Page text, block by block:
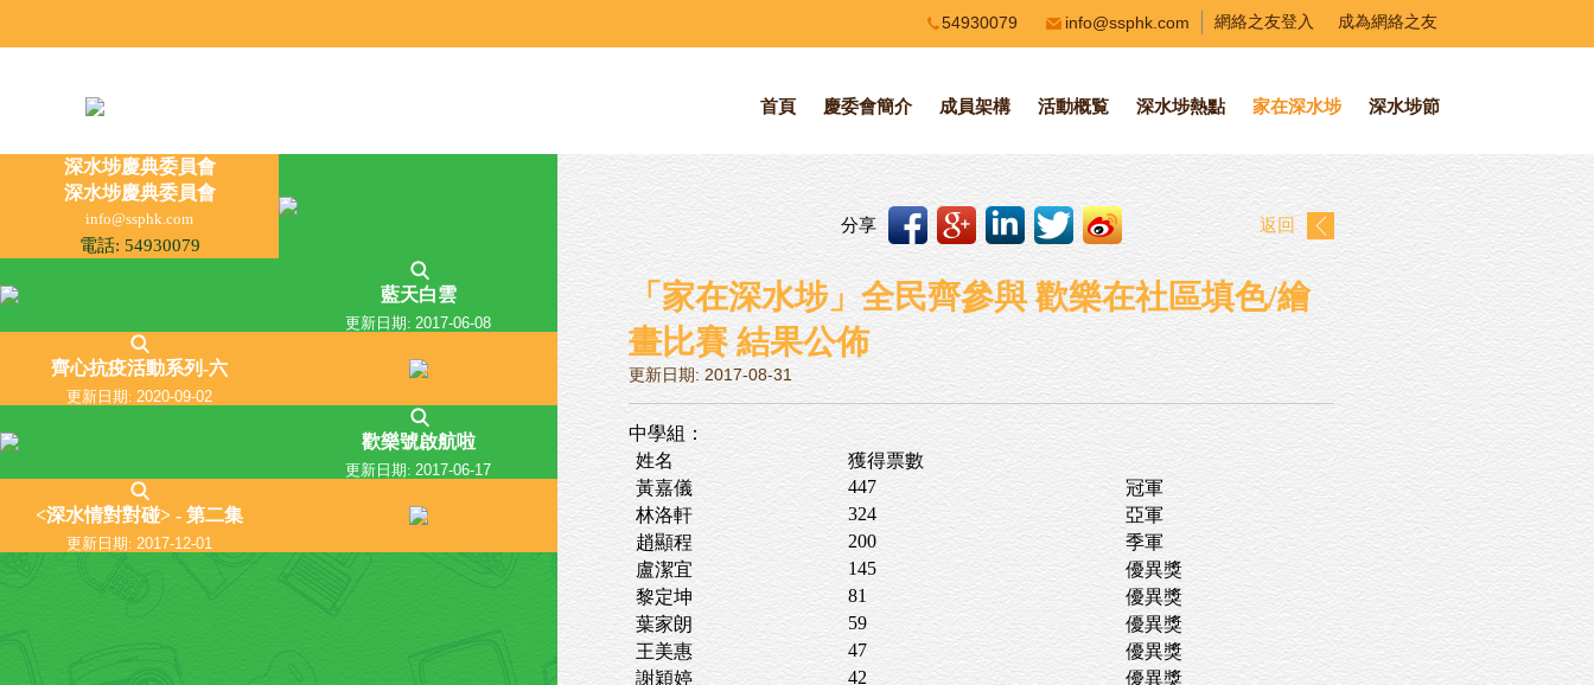
54930079 info@ssphk.com 網絡之友登入 成為網絡之友
深水埗節
家在深水埗
深水埗熱點
活動概覧
成員架構
慶委會簡介
首頁
深水埗慶典委員會
深水埗慶典委員會
info@ssphk.com
電話: 54930079
藍天白雲
更新日期: 2017-06-08
齊心抗疫活動系列-六
更新日期: 2020-09-02
歡樂號啟航啦
更新日期: 2017-06-17
<深水情對對碰> - 第二集
更新日期: 2017-12-01
分享 返回
「家在深水埗」全民齊參與 歡樂在社區填色/繪
畫比賽 結果公佈
更新日期: 2017-08-31
中學組：
姓名
獲得票數
黃嘉儀
447
冠軍
林洛軒
324
亞軍
趙顯程
200
季軍
盧潔宜
145
優異獎
黎定坤
81
優異獎
葉家朗
59
優異獎
王美惠
47
優異獎
謝穎婷
42
優異獎